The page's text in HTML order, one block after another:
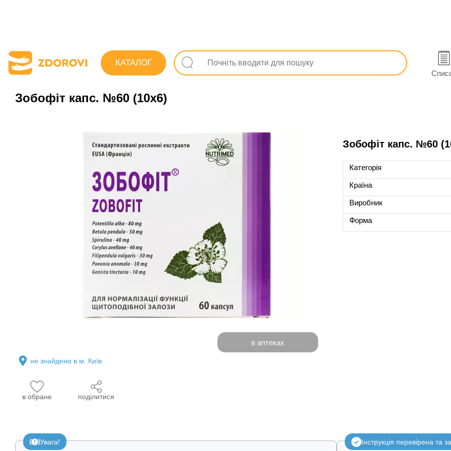
КАТАЛОГ
Пошук ліків Лікувально-профілактичні засоби Обмін речовин Для щитовидної залози Зобофіт
Зобофіт капс. №60 (10х6)
в аптеках
не знайдено в м. Київ
в обране поділитися
Зобофіт капс. №60
Категорія
Країна
Виробник
Форма
Увага! Інструкція перевірена та